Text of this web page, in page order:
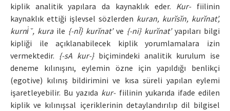
kiplik analitik yapılara da kaynaklık eder. Kur-fiilinin
kaynaklık ettiği işlevsel sözlerden kuran, kurĭsĭn, kurĭnat’,
kurni̇ ̆, kuraile {-nĬ} kurĭnat’ve {-ni} kurĭnat’yapıları bilgi
kipliği ile açıklanabilecek kiplik yorumlamalara izin
vermektedir. {-sA kur-}biçimindeki analitik kurulum ise
deneme kılınışını, eylemin özne için yapıldığı benlikçi
(egotive) kılınış bildirimini ve kısa süreli yapılan eylemi
işaretleyebilir. Bu yazıda kur-fiilinin yukarıda ifade edilen
kiplik ve kılınışsal içeriklerinin detaylandırılıp dil bilgisel